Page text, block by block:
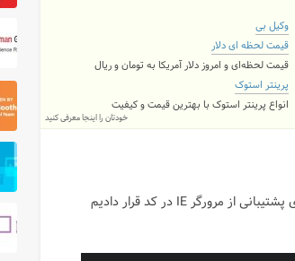
وکیل بی
قیمت لحظه ای دلار
قیمت لحظه‌ای و امروز دلار آمریکا به تومان و ریال
پرینتر استوک
انواع پرینتر استوک با بهترین قیمت و کیفیت
خودتان را اینجا معرفی کنید
در این بخش قالب بندی خودمان را بر اساس HTML5 میسازیم، همچنین قسمتی برای پشتیبانی از مرورگر IE در کد قرار دادیم